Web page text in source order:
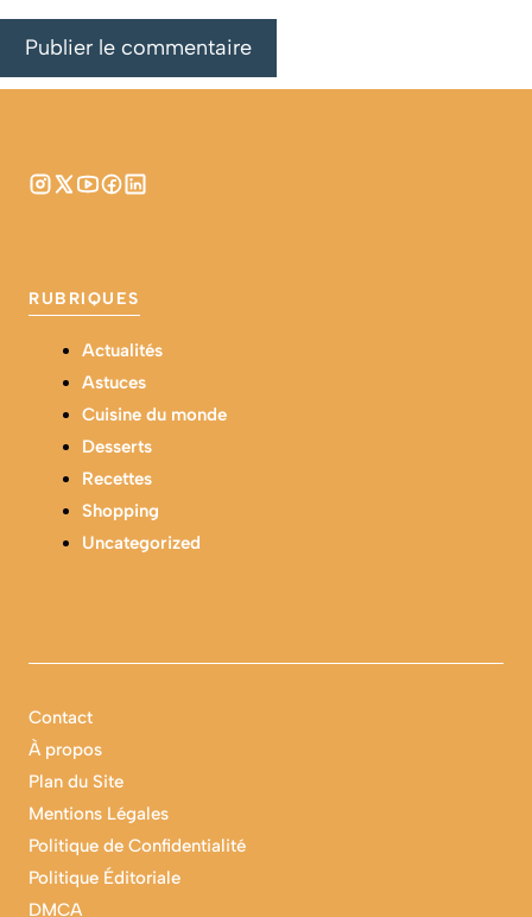
RUBRIQUES
Actualités
Astuces
Cuisine du monde
Desserts
Recettes
Shopping
Uncategorized
Contact
À propos
Plan du Site
Mentions Légales
Politique de Confidentialité
Politique Éditoriale
DMCA